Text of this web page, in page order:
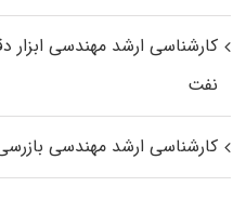
کارشناسی ارشد مهندسی ابزار
نفت
کارشناسی ارشد مهندسی